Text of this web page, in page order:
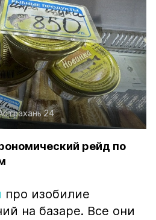
24
рейд по
про изобилие
на базаре. Все они